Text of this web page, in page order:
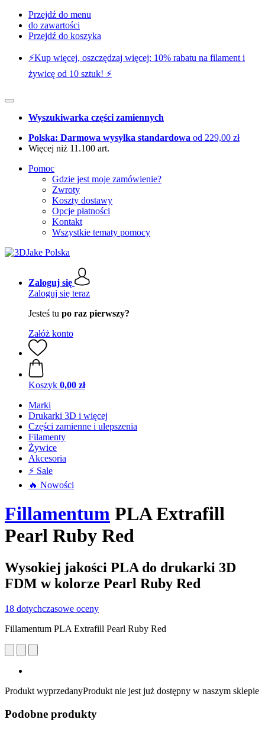
Przejdź do menu
do zawartości
Przejdź do koszyka
⚡️Kup więcej, oszczędzaj więcej: 10% rabatu na filament i
żywicę od 10 sztuk! ⚡️
Wyszukiwarka części zamiennych
Polska: Darmowa wysyłka standardowa od 229,00 zł
Więcej niż 11.100 art.
Pomoc
Gdzie jest moje zamówienie?
Zwroty
Koszty dostawy
Opcje płatności
Kontakt
Wszystkie tematy pomocy
Zaloguj się
Zaloguj się teraz
Jesteś tu po raz pierwszy?
Załóż konto
Koszyk 0,00 zł
Marki
Drukarki 3D i więcej
Części zamienne i ulepszenia
Filamenty
Żywice
Akcesoria
⚡ Sale
🔥 Nowości
Fillamentum PLA Extrafill
Pearl Ruby Red
Wysokiej jakości PLA do drukarki 3D
FDM w kolorze Pearl Ruby Red
18 dotychczasowe oceny
Fillamentum PLA Extrafill Pearl Ruby Red
Produkt wyprzedanyProdukt nie jest już dostępny w naszym sklepie
Podobne produkty